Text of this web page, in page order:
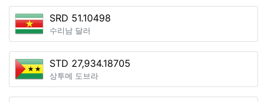
SRD 51.10498
수리남 달러
STD 27,934.18705
상투메 도브라